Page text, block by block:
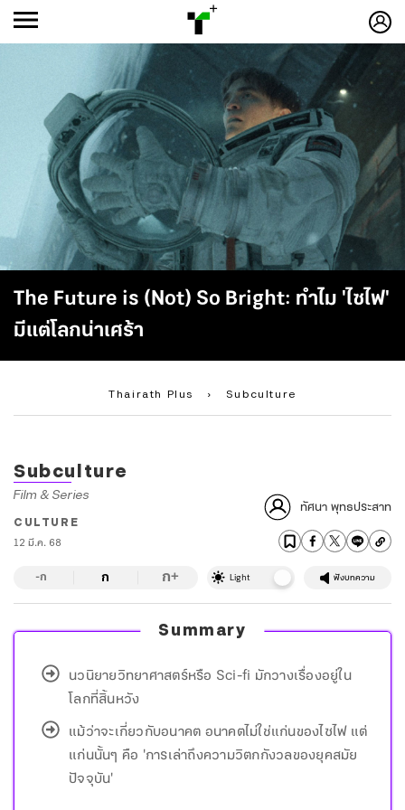
The Future is (Not) So Bright: ทำไม 'ไซไฟ'
มีแต่โลกน่าเศร้า
Thairath Plus › Subculture
-ก
Subculture
Film & Series
CULTURE
12 มี.ค. 68
ทัศนา พุทธประสาท
-ก ก ก+ Light ฟังบทความ
Summary
นวนิยายวิทยาศาสตร์หรือ Sci-fi มักวางเรื่องอยู่ใน
โลกที่สิ้นหวัง
แม้ว่าจะเกี่ยวกับอนาคต อนาคตไม่ใช่แก่นของไซไฟ แต่
แก่นนั้นๆ คือ 'การเล่าถึงความวิตกกังวลของยุคสมัย
ปัจจุบัน'